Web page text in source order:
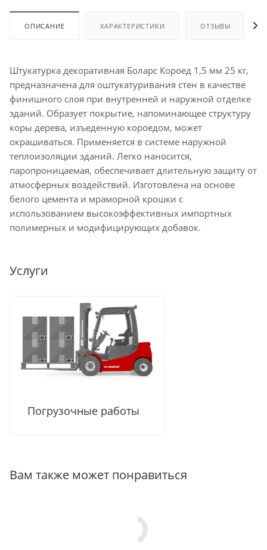
ОПИСАНИЕ ХАРАКТЕРИСТИКИ ОТЗЫВЫ
Штукатурка декоративная Боларс Короед 1,5 мм 25 кг,
предназначена для оштукатуривания стен в качестве
финишного слоя при внутренней и наружной отделке
зданий. Образует покрытие, напоминающее структуру
коры дерева, изъеденную короедом, может
окрашиваться. Применяется в системе наружной
теплоизоляции зданий. Легко наносится,
паропроницаемая, обеспечивает длительную защиту от
атмосферных воздействий. Изготовлена на основе
белого цемента и мраморной крошки с
использованием высокоэффективных импортных
полимерных и модифицирующих добавок.
Услуги
Погрузочные работы
Вам также может понравиться